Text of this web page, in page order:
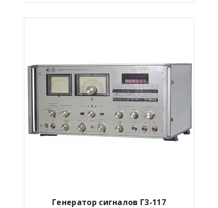
Генератор сигналов Г3-117